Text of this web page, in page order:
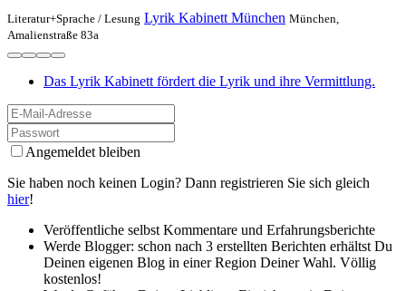
Literatur+Sprache / Lesung Lyrik Kabinett München München,
Amalienstraße 83a
Das Lyrik Kabinett fördert die Lyrik und ihre Vermittlung.
Angemeldet bleiben
Sie haben noch keinen Login? Dann registrieren Sie sich gleich
hier!
Veröffentliche selbst Kommentare und Erfahrungsberichte
Werde Blogger: schon nach 3 erstellten Berichten erhältst Du
Deinen eigenen Blog in einer Region Deiner Wahl. Völlig
kostenlos!